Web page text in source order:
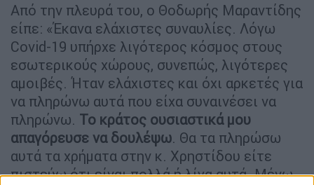
Από την πλευρά του, ο Θοδωρής Μαραντίδης
είπε: «Έκανα ελάχιστες συναυλίες. Λόγω
Covid-19 υπήρχε λιγότερος κόσμος στους
εσωτερικούς χώρους, συνεπώς, λιγότερες
αμοιβές. Ήταν ελάχιστες και όχι αρκετές για
να πληρώνω αυτά που είχα συναινέσει να
πληρώνω. Το κράτος ουσιαστικά μου
απαγόρευσε να δουλέψω. Θα τα πληρώσω
αυτά τα χρήματα στην κ. Χρηστίδου είτε
πιστεύω ότι είναι πολλά ή λίγα αυτά. Μένω